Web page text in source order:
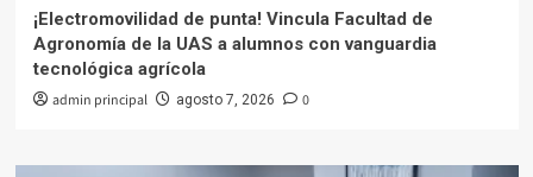
¡Electromovilidad de punta! Vincula Facultad de
Agronomía de la UAS a alumnos con vanguardia
tecnológica agrícola
admin principal agosto 7, 2026 0